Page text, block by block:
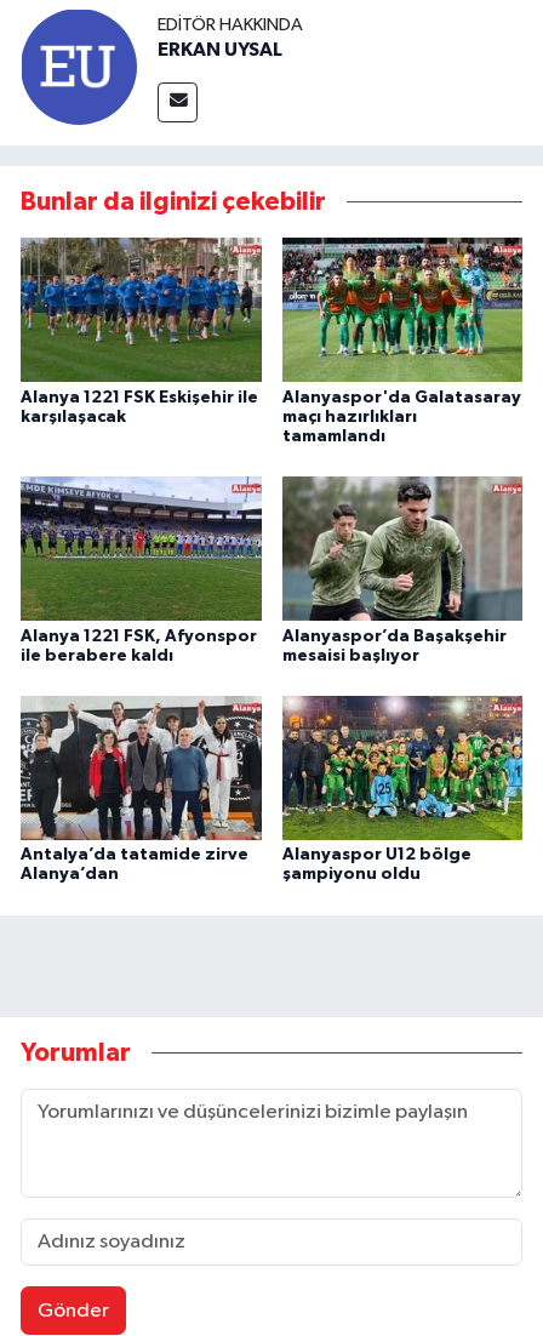
EDITÖR HAKKINDA
ERKAN UYSAL
Bunlar da ilginizi çekebilir
Alanya 1221 FSK Eskişehir ile
karşılaşacak
Alanyaspor'da Galatasaray
maçı hazırlıkları
tamamlandı
Alanya 1221 FSK, Afyonspor
ile berabere kaldı
Alanyaspor’da Başakşehir
mesaisi başlıyor
Antalya’da tatamide zirve
Alanya’dan
Alanyaspor U12 bölge
şampiyonu oldu
Yorumlar
Gönder